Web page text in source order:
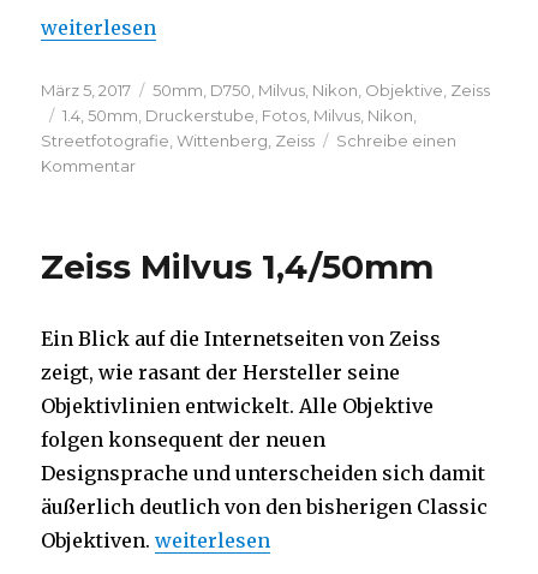
„Die Druckerstube“
weiterlesen
Veröffentlicht
am
März 5, 2017 Kategorien
50mm, D750, Milvus, Nikon, Objektive, Zeiss
Schlagwörter
1.4,50mm, Druckerstube, Fotos, Milvus, Nikon,
Streetfotografie,Wittenberg, Zeiss
Schreibe einen
Kommentarzu
Zeiss Milvus 1,4/50mm
Ein Blick auf die Internetseiten von Zeiss
zeigt, wie rasant der Hersteller seine
Objektivlinien entwickelt. Alle Objektive
folgen konsequent der neuen
Designsprache und unterscheiden sich damit
äußerlich deutlich von den bisherigen Classic
Objektiven.„Zeiss Milvus 1,4/50mm“
weiterlesen